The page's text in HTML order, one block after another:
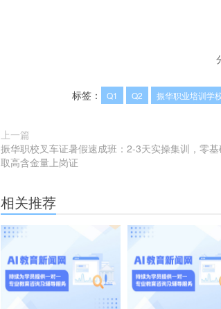
标签： Q1 Q2 振华职业培训学
上一篇
振华职校叉车证暑假速成班：2-3天实操集训，零
取高含金量上岗证
相关推荐